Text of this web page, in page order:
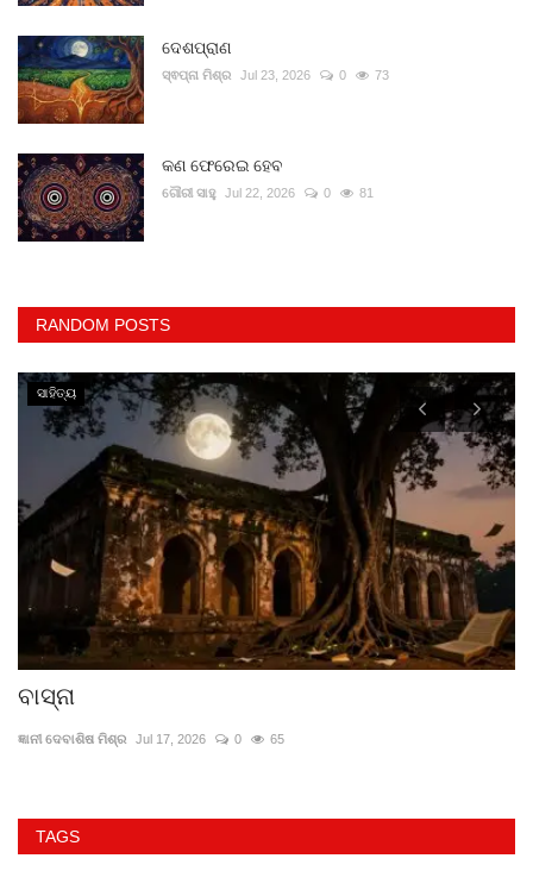
ଦେଶପ୍ରାଣ
ସ୍ଵପ୍ନା ମିଶ୍ର Jul 23, 2026 0 73
କଣ ଫେରେଇ ହେବ
ଗୌରୀ ସାହୁ Jul 22, 2026 0 81
RANDOM POSTS
ସାହିତ୍ୟ
ବାସ୍ନା
ଜ୍ଞାନୀ ଦେବାଶିଷ ମିଶ୍ର Jul 17, 2026 0 65
TAGS